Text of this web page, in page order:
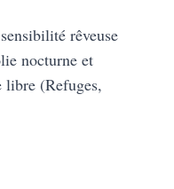
rêveuse
nocturne et
libre (Refuges,